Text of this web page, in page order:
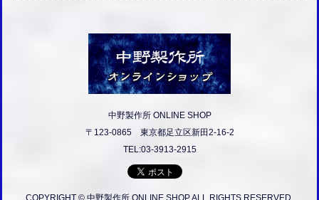
中野製作所 ONLINE SHOP
〒123-0865 東京都足立区新田2-16-2
TEL:03-3913-2915
COPYRIGHT © 中野製作所 ONLINE SHOP ALL RIGHTS RESERVED.